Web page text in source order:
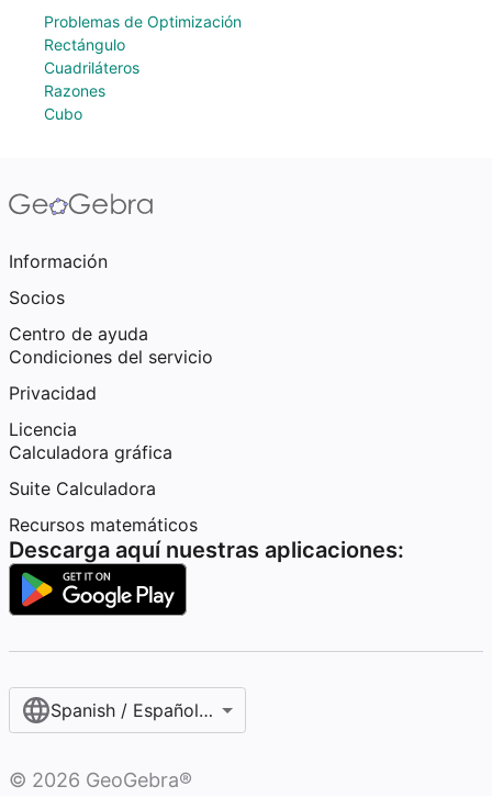
Problemas de Optimización
Rectángulo
Cuadriláteros
Razones
Cubo
Información
Socios
Centro de ayuda
Condiciones del servicio
Privacidad
Licencia
Calculadora gráfica
Suite Calculadora
Recursos matemáticos
Descarga aquí nuestras aplicaciones:
Spanish / Español (internacional)
© 2026 GeoGebra®